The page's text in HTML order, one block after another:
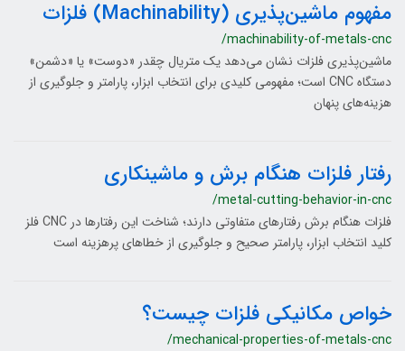
مفهوم ماشین‌پذیری (Machinability) فلزات
/machinability-of-metals-cnc
ماشین‌پذیری فلزات نشان می‌دهد یک متریال چقدر «دوست» یا «دشمن»
دستگاه CNC است؛ مفهومی کلیدی برای انتخاب ابزار، پارامتر و جلوگیری از
هزینه‌های پنهان
رفتار فلزات هنگام برش و ماشینکاری
/metal-cutting-behavior-in-cnc
فلزات هنگام برش رفتارهای متفاوتی دارند؛ شناخت این رفتارها در CNC فلز
کلید انتخاب ابزار، پارامتر صحیح و جلوگیری از خطاهای پرهزینه است
خواص مکانیکی فلزات چیست؟
/mechanical-properties-of-metals-cnc